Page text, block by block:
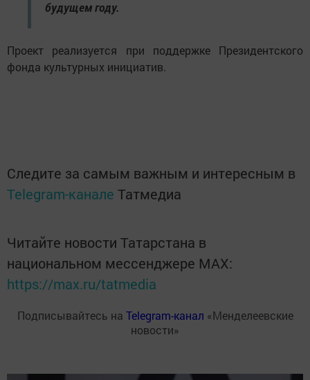
будущем году.
Проект реализуется при поддержке Президентского
фонда культурных инициатив.
Следите за самым важным и интересным в
Telegram-канале Татмедиа
Читайте новости Татарстана в
национальном мессенджере MАХ:
https://max.ru/tatmedia
Подписывайтесь на Telegram-канал «Менделеевские
новости»